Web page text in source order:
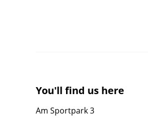
You'll find us here
Am Sportpark 3